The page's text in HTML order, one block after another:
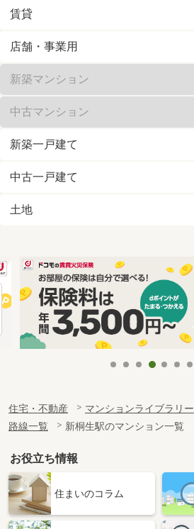
賃貸
店舗・事業用
新築マンション
中古マンション
新築一戸建て
中古一戸建て
土地
住宅・不動産 マンションライブラリー
路線一覧
新桐生駅のマンション一覧
お役立ち情報
住まいのコラム